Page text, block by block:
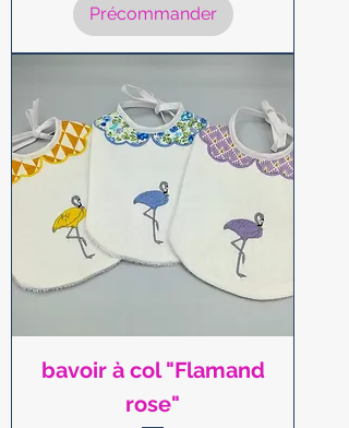
Précommander
bavoir à col "Flamand
rose"